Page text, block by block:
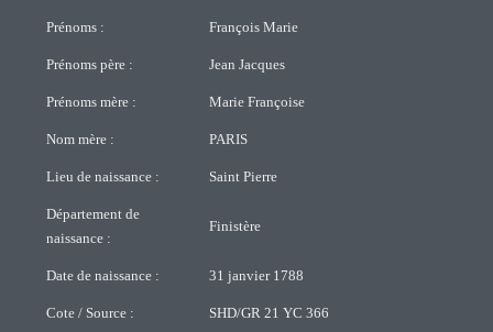
Prénoms : François Marie
Prénoms père : Jean Jacques
Prénoms mère : Marie Françoise
Nom mère : PARIS
Lieu de naissance : Saint Pierre
Département de
naissance :
Finistère
Date de naissance : 31 janvier 1788
Cote / Source : SHD/GR 21 YC 366